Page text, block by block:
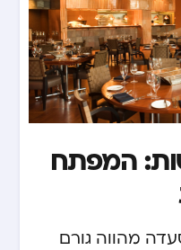
המפתח
מהווה גורם